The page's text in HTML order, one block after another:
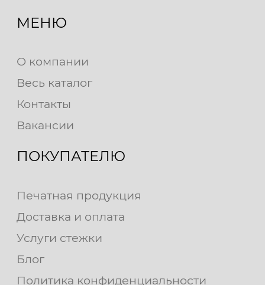
МЕНЮ
О компании
Весь каталог
Контакты
Вакансии
ПОКУПАТЕЛЮ
Печатная продукция
Доставка и оплата
Услуги стежки
Блог
Политика конфиденциальности